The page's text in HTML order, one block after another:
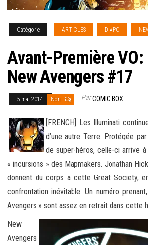
Catégorie ARTICLES DIAPO
Avant-Première VO:
New Avengers #17
5 mai 2014 Non ParCOMIC BOX
[FRENCH] Les Illuminati
d’une autre Terre. Protégée
de super-héros, celle-ci arrive
« incursions » des Mapmakers. Jonathan
donnent du corps à cette Great Society,
confrontation inévitable. Un numéro
Avengers » sont assez en retrait dans cette
New
Avengers